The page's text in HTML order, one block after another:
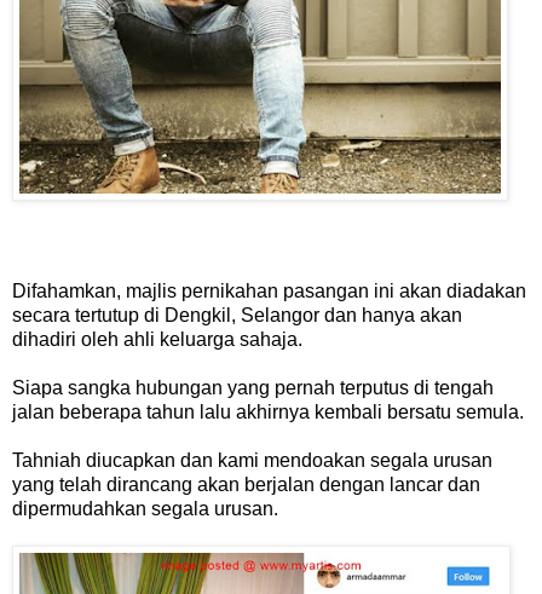
Difahamkan, majlis pernikahan pasangan ini akan diadakan
secara tertutup di Dengkil, Selangor dan hanya akan
dihadiri oleh ahli keluarga sahaja.
Siapa sangka hubungan yang pernah terputus di tengah
jalan beberapa tahun lalu akhirnya kembali bersatu semula.
Tahniah diucapkan dan kami mendoakan segala urusan
yang telah dirancang akan berjalan dengan lancar dan
dipermudahkan segala urusan.